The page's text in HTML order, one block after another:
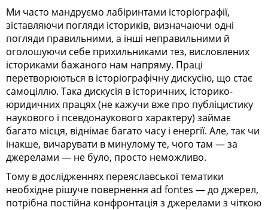
Ми часто мандруємо лабіринтами історіографії,
зіставляючи погляди істориків, визначаючи одні
погляди правильними, а інші неправильними й
оголошуючи себе прихильниками тез, висловлених
істориками бажаного нам напряму. Праці
перетворюються в історіографічну дискусію, що стає
самоціллю. Така дискусія в історичних, історико-
юридичних працях (не кажучи вже про публіцистику
наукового і псевдонаукового характеру) займає
багато місця, віднімає багато часу і енергії. Але, так чи
інакше, вичарувати в минулому те, чого там — за
джерелами — не було, просто неможливо.
Тому в дослідженнях переяславської тематики
необхідне рішуче повернення ad fontes — до джерел,
потрібна постійна конфронтація з джерелами з чіткою